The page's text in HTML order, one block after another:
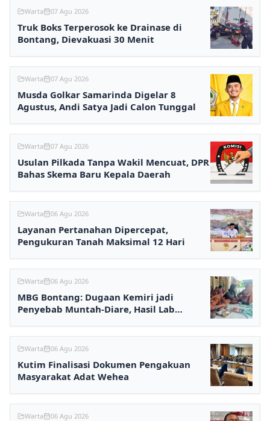
Warta 07 Agu 2026
Truk Boks Terperosok ke Drainase di
Bontang, Dievakuasi 30 Menit
Warta 07 Agu 2026
Musda Golkar Samarinda Digelar 8
Agustus, Andi Satya Jadi Calon Tunggal
Warta 07 Agu 2026
Usulan Pilkada Tanpa Wakil Mencuat, DPR
Bahas Skema Baru Kepala Daerah
Warta 06 Agu 2026
Layanan Pertanahan Dipercepat,
Pengukuran Tanah Maksimal 12 Hari
Warta 06 Agu 2026
MBG Bontang: Dugaan Kemiri jadi
Penyebab Muntah-Diare, Hasil Lab
Warta 06 Agu 2026
Kutim Finalisasi Dokumen Pengakuan
Masyarakat Adat Wehea
Warta 06 Agu 2026